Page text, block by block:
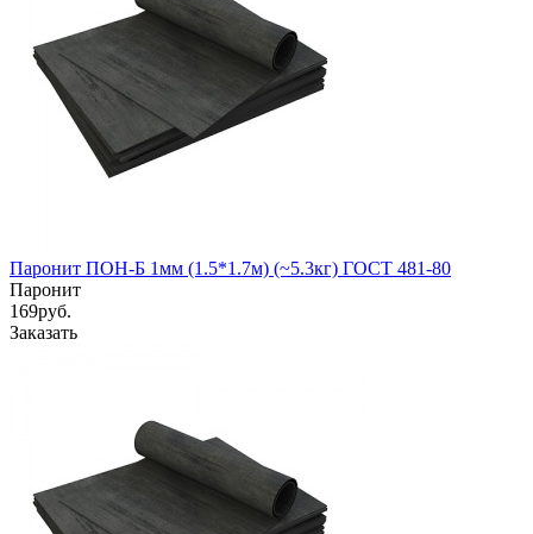
Паронит ПОН-Б 1мм (1.5*1.7м) (~5.3кг) ГОСТ 481-80
Паронит
169руб.
Заказать